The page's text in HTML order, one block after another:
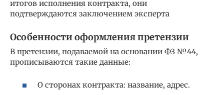
итогов исполнения контракта, они
подтверждаются заключением эксперта
Особенности оформления претензии
В претензии, подаваемой на основании ФЗ №44,
прописываются такие данные:
О сторонах контракта: название, адрес.